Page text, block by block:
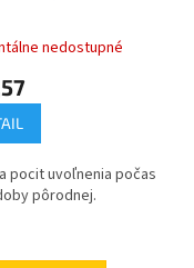
nedostupné
pocit uvoľnenia počas
pôrodnej.